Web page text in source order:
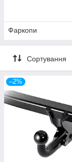
Фаркопи
Сортування
–2%